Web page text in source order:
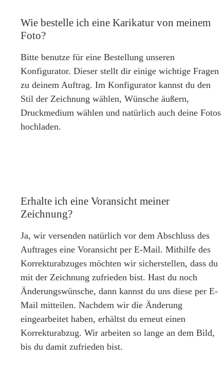
Wie bestelle ich eine Karikatur von meinem
Foto?
Bitte benutze für eine Bestellung unseren
Konfigurator. Dieser stellt dir einige wichtige Fragen
zu deinem Auftrag. Im Konfigurator kannst du den
Stil der Zeichnung wählen, Wünsche äußern,
Druckmedium wählen und natürlich auch deine Fotos
hochladen.
Erhalte ich eine Voransicht meiner
Zeichnung?
Ja, wir versenden natürlich vor dem Abschluss des
Auftrages eine Voransicht per E-Mail. Mithilfe des
Korrekturabzuges möchten wir sicherstellen, dass du
mit der Zeichnung zufrieden bist. Hast du noch
Änderungswünsche, dann kannst du uns diese per E-
Mail mitteilen. Nachdem wir die Änderung
eingearbeitet haben, erhältst du erneut einen
Korrekturabzug. Wir arbeiten so lange an dem Bild,
bis du damit zufrieden bist.